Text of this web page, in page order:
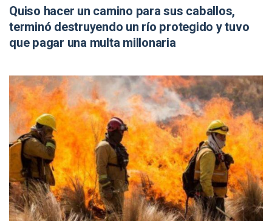
Quiso hacer un camino para sus caballos,
terminó destruyendo un río protegido y tuvo
que pagar una multa millonaria